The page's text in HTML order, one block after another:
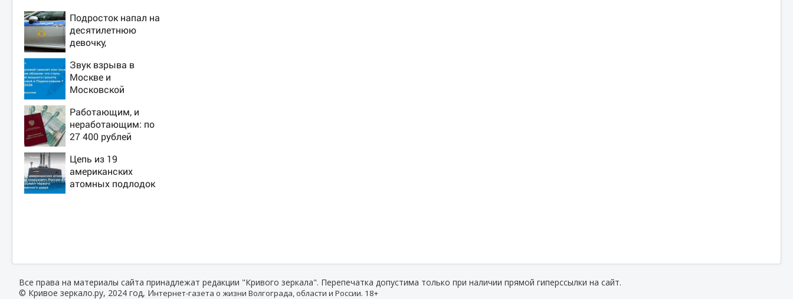
Подросток напал на
десятилетнюю
девочку,
квартиру
Звук взрыва в
Москве и
Московской
2026 года: Причины,
источник, откуда
был громкий хлопок
Работающим, и
неработающим: по
27 400 рублей
в сентябре -
PrimaMedia.ru
Цепь из 19
американских
атомных подлодок
Все права на материалы сайта принадлежат редакции "Кривого зеркала". Перепечатка допустима только при наличии прямой гиперссылки на сайт.
© Кривое зеркало.ру, 2024 год, Интернет-газета о жизни Волгограда, области и России. 18+